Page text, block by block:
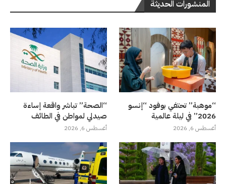
المنشورات الحديثة
“موهبة” تحتفي بوفود “إنسو
2026” في ليلة عالمية
أغسطس 6, 2026
“الصحة” تباشر واقعة إساءة
صيدلي لمواطن في الطائف
أغسطس 6, 2026